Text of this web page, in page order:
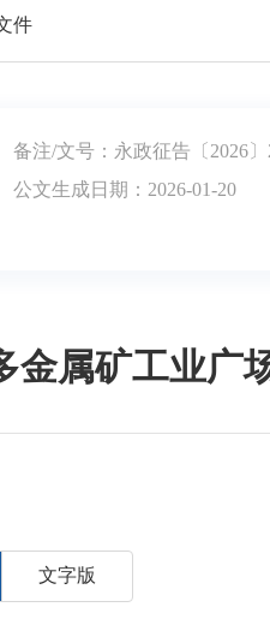
件
备注/文号：永政征告〔2026
公文生成日期：2026-01-20
属矿工业广
文字版